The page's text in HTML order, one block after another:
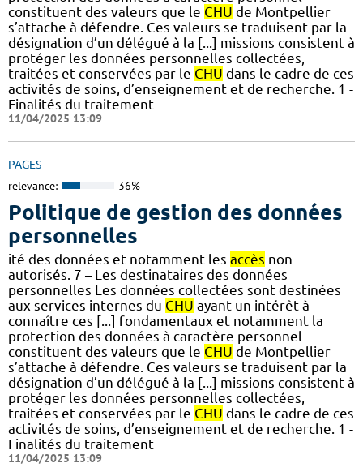
constituent des valeurs que le CHU de Montpellier
s’attache à défendre. Ces valeurs se traduisent par la
désignation d’un délégué à la [...] missions consistent à
protéger les données personnelles collectées,
traitées et conservées par le CHU dans le cadre de ces
activités de soins, d’enseignement et de recherche. 1 -
Finalités du traitement
11/04/2025 13:09
PAGES
relevance: 36%
Politique de gestion des données
personnelles
ité des données et notamment les accès non
autorisés. 7 – Les destinataires des données
personnelles Les données collectées sont destinées
aux services internes du CHU ayant un intérêt à
connaître ces [...] fondamentaux et notamment la
protection des données à caractère personnel
constituent des valeurs que le CHU de Montpellier
s’attache à défendre. Ces valeurs se traduisent par la
désignation d’un délégué à la [...] missions consistent à
protéger les données personnelles collectées,
traitées et conservées par le CHU dans le cadre de ces
activités de soins, d’enseignement et de recherche. 1 -
Finalités du traitement
11/04/2025 13:09